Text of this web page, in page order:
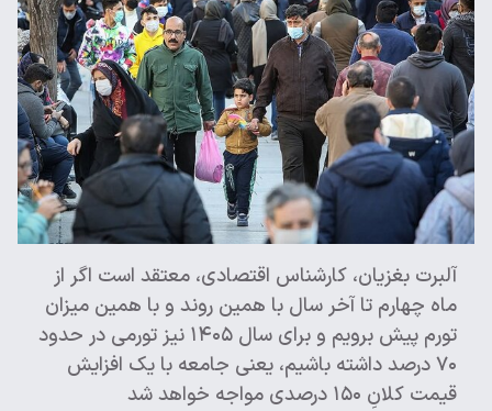
آلبرت بغزیان، کارشناس اقتصادی، معتقد است اگر از
ماه چهارم تا آخر سال با همین روند و با همین میزان
تورم پیش برویم و برای سال ۱۴۰۵ نیز تورمی در حدود
۷۰ درصد داشته باشیم، یعنی جامعه با یک افزایش
قیمت کلانِ ۱۵۰ درصدی مواجه خواهد شد